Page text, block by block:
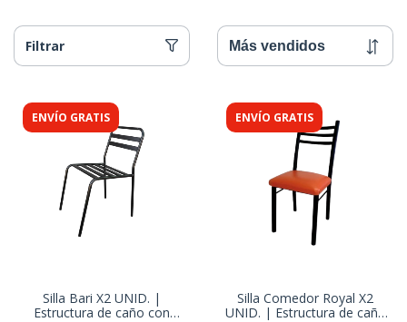
Filtrar
ENVÍO GRATIS
Silla Bari X2 UNID. |
Estructura de caño con
ENVÍO GRATIS
Silla Comedor Royal X2
UNID. | Estructura de caño